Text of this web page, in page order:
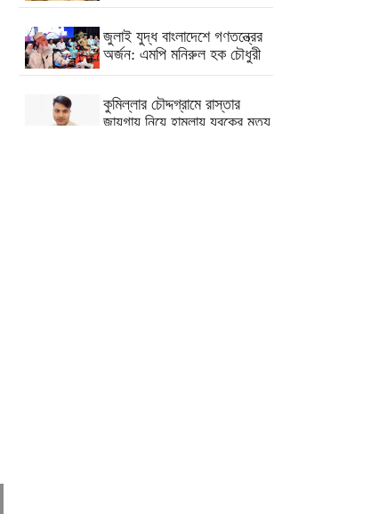
জুলাই যুদ্ধ বাংলাদেশে গণতন্ত্রের
অর্জন: এমপি মনিরুল হক চৌধুরী
কুমিল্লার চৌদ্দগ্রামে রাস্তার
জায়গায় নিয়ে হামলায় যুবকের মৃত্যু